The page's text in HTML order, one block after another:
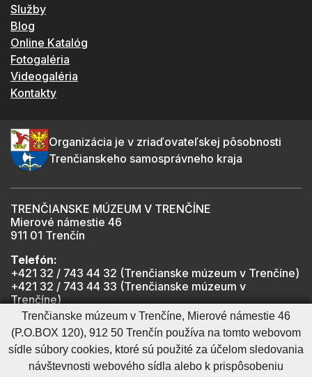
Služby
Blog
Online Katalóg
Fotogaléria
Videogaléria
Kontakty
Organizácia je v zriaďovateľskej pôsobnosti
Trenčianskeho samosprávneho kraja
TRENČIANSKE MÚZEUM V TRENČÍNE
Mierové námestie 46
911 01 Trenčín
Telefón:
+421 32 / 743 44 32 (Trenčianske múzeum v Trenčíne)
+421 32 / 743 44 33 (Trenčianske múzeum v
Trenčíne)
+421 901 918 825 (Trenčiansky hrad - informátor -
počas otváracích hodín hradu)
Mapa stránkyRSSCookies nastavenieOchrana osobných údajov
Trenčianske múzeum v Trenčíne, Mierové námestie 46
(P.O.BOX 120), 912 50 Trenčín používa na tomto webovom
sídle súbory cookies, ktoré sú použité za účelom sledovania
návštevnosti webového sídla alebo k prispôsobeniu